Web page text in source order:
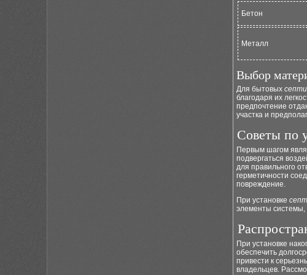
Бетон
Металл
Выбор
Для бытовых
благодаря их
предпочтение
участка и
Советы по
Первым шагом
подвергаться
для правильного
герметичности
повреждение.
При установке
элементы системы,
При установке
обеспечить
привести к
владельцев.